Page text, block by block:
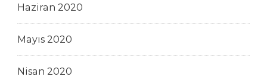
Haziran 2020
Mayıs 2020
Nisan 2020